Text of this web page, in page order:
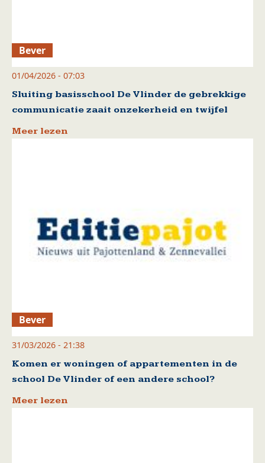
Bever
01/04/2026 - 07:03
Sluiting basisschool De Vlinder de gebrekkige
communicatie zaait onzekerheid en twijfel
Meer lezen
Bever
31/03/2026 - 21:38
Komen er woningen of appartementen in de
school De Vlinder of een andere school?
Meer lezen